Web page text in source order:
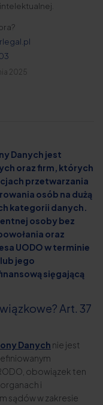
2025
Danych jest
oraz firm, których
przetwarzania
osób na dużą
kategorii danych.
osoby bez
oraz
UODO w terminie
jego
sięgającą
Art. 37
Danych nie jest
obowiązek ten
i
sądów w zakresie